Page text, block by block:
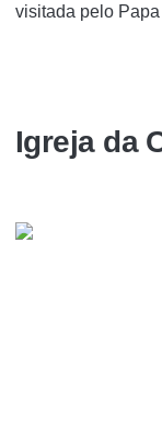
visitada pelo
Igreja da